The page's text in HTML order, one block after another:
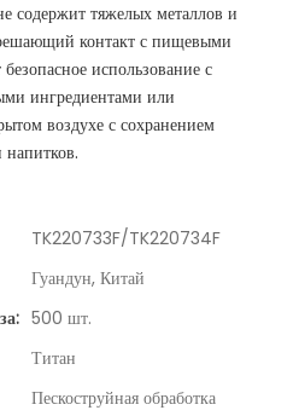
содержит тяжелых металлов и
контакт с пищевыми
использование с
ингредиентами или
воздухе с сохранением
напитков.
TK220733F/TK220734F
Гуандун, Китай
500 шт.
Титан
Пескоструйная обработка